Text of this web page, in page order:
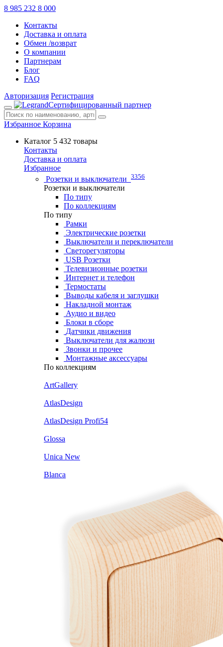
8 985 232 8 000
Контакты
Доставка и оплата
Обмен /возврат
О компании
Партнерам
Блог
FAQ
Авторизация Регистрация
Сертифицированный партнер
Избранное Корзина
Каталог 5 432 товары
Контакты
Доставка и оплата
Избранное
Розетки и выключатели 3356
Розетки и выключатели
По типу
По коллекциям
По типу
Рамки
Электрические розетки
Выключатели и переключатели
Светорегуляторы
USB Розетки
Телевизионные розетки
Интернет и телефон
Термостаты
Выводы кабеля и заглушки
Накладной монтаж
Аудио и видео
Блоки в сборе
Датчики движения
Выключатели для жалюзи
Звонки и прочее
Монтажные аксессуары
По коллекциям
ArtGallery
AtlasDesign
AtlasDesign Profi54
Glossa
Unica New
Blanca